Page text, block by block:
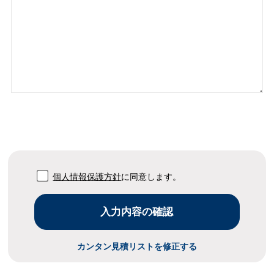
個人情報保護方針に同意します。
カンタン見積リストを修正する